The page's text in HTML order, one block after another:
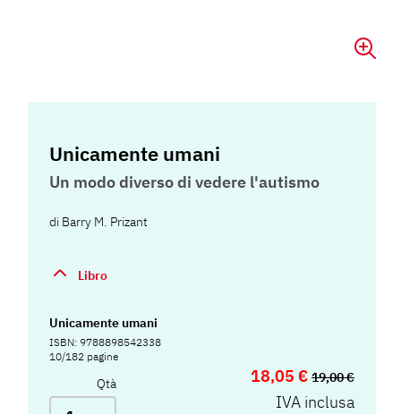
Unicamente umani
Un modo diverso di vedere l'autismo
di Barry M. Prizant
Libro
Unicamente umani
ISBN: 9788898542338
10/182 pagine
Qtà 18,05 € 19,00 €
IVA inclusa